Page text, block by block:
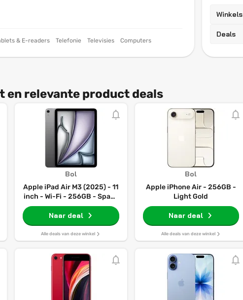
& E-readers Telefonie Televisies Computers
Winkels
Deals
en relevante product deals
Bol
Apple iPad Air M3 (2025) - 11
inch - Wi-Fi - 256GB - Space
Grey - 7e generatie
Naar deal
Alle deals van deze winkel
Bol
Apple iPhone Air - 256GB -
Light Gold
Naar deal
Alle deals van deze winkel